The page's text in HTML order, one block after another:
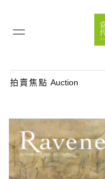
拍賣焦點 Auction